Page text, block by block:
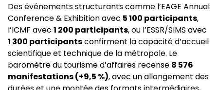
Des événements structurants comme l’EAGE Annual
Conference & Exhibition avec 5 100 participants,
l’ICMF avec 1 200 participants, ou l’ESSR/SIMS avec
1 300 participantsconfirment la capacité d’accueil
scientifique et technique de la métropole. Le
baromètre du tourisme d’affaires recense 8 576
manifestations (+9,5 %), avec un allongement des